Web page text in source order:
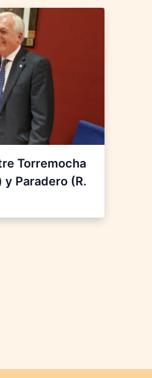
Torremocha
y Paradero (R.